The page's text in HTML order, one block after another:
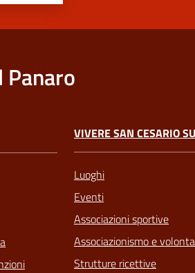
Panaro
VIVERE SAN CESARIO
Luoghi
Eventi
Associazioni sportive
Associazionismo e
Strutture ricettive